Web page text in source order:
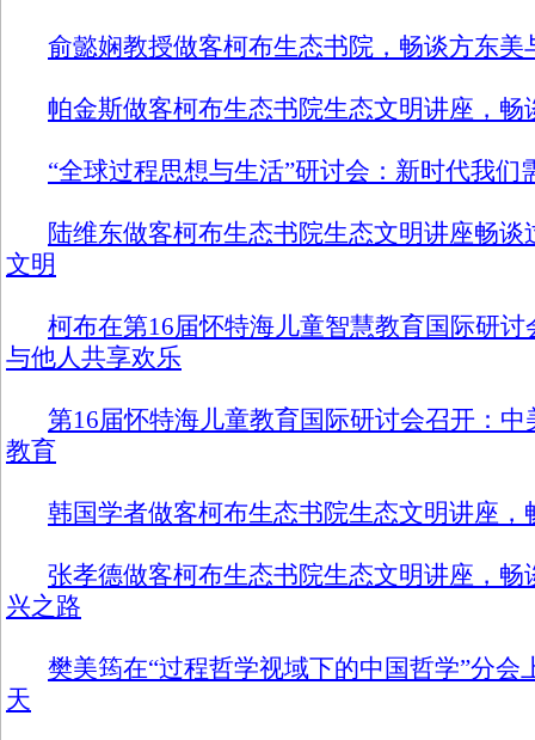
俞懿娴教授做客柯布生态书院，畅谈方东
帕金斯做客柯布生态书院生态文明讲座，畅
“全球过程思想与生活”研讨会：新时代我们
陆维东做客柯布生态书院生态文明讲座畅
文明
柯布在第16届怀特海儿童智慧教育国际研
与他人共享欢乐
第16届怀特海儿童教育国际研讨会召开：
教育
韩国学者做客柯布生态书院生态文明讲座
张孝德做客柯布生态书院生态文明讲座，
兴之路
樊美筠在“过程哲学视域下的中国哲学”分
天